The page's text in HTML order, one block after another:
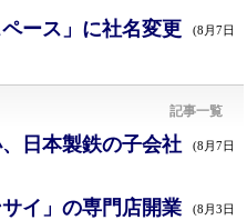
ース」に社名変更 (8月7日
記事一覧
日本製鉄の子会社 (8月7日
イ」の専門店開業 (8月3日